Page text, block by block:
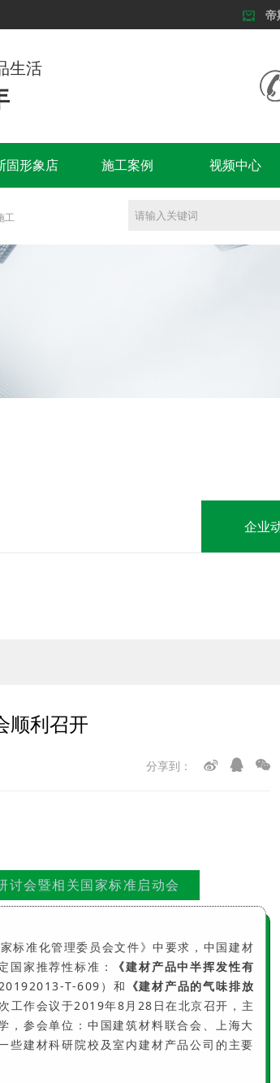
帝
生活
固形象店 施工案例 视频中心
工
企业
顺利召开
分享到：
讨会暨相关国家标准启动会
标准化管理委员会文件》中要求，中国建材
国家推荐性标准：
《建材产品中半挥发性有
20192013-T-609）和 《建材产品的气味排放
工作会议于2019年8月28日在北京召开，主
，参会单位：中国建筑材料联合会、上海大
些建材科研院校及室内建材产品公司的主要